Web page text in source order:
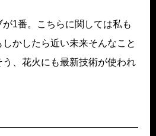
1番。こちらに関しては私も
かしたら近い未来そんなこと
、花火にも最新技術が使われ